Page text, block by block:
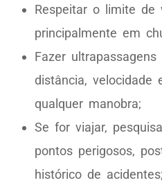
Respeitar o limite de
principalmente em
Fazer
distância, velocidade
qualquer manobra;
Se for viajar,
pontos perigosos,
histórico de acidentes;